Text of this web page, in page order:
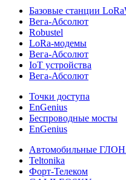
Базовые станции
Вега-Абсолют
Robustel
LoRa-модемы
Вега-Абсолют
IoT устройства
Вега-Абсолют
Точки доступа
EnGenius
Беспроводные мосты
EnGenius
Автомобильные
Teltonika
Форт-Телеком